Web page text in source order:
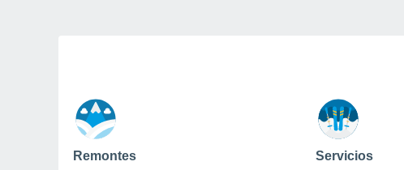
Remontes Servicios